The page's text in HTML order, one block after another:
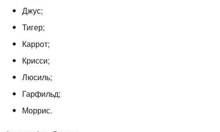
Джус;
Тигер;
Каррот;
Крисси;
Люсиль;
Гарфильд;
Моррис.